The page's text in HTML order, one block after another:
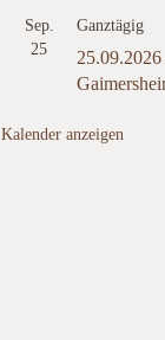
Sep.
25
Ganztägig
Kalender anzeigen